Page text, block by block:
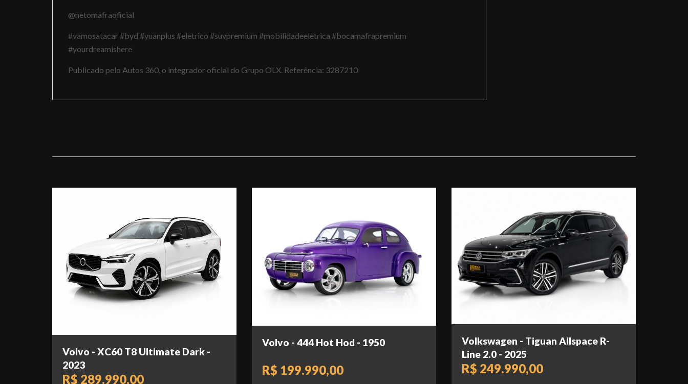
@netomafraoficial
#vamosatacar #byd #yuanplus #eletrico #suvpremium #mobilidadeeletrica #bocamafrapremium
#yourdreamishere
Publicado pelo Autos 360, o integrador oficial do Grupo OLX. Referência: 3287210
Volvo - XC60 T8 Ultimate Dark -
2023
R$ 289.990,00
Volvo - 444 Hot Hod - 1950
R$ 199.990,00
Volkswagen - Tiguan Allspace R-
Line 2.0 - 2025
R$ 249.990,00